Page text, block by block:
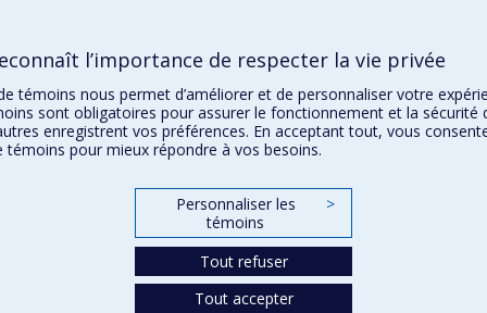
l’importance de respecter la vie privée
témoins nous permet d’améliorer et de personnaliser votre
sont obligatoires pour assurer le fonctionnement et la sécurité
enregistrent vos préférences. En acceptant tout, vous
témoins pour mieux répondre à vos besoins.
Personnaliser les
témoins
>
Tout refuser
Tout accepter